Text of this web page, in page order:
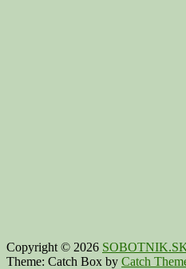
Copyright © 2026
Theme: Catch Box by Catch